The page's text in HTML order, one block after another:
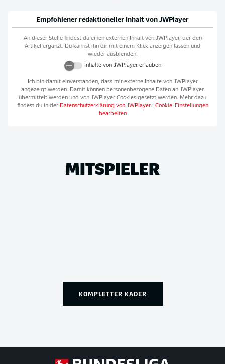
Empfohlener redaktioneller Inhalt von JWPlayer
An dieser Stelle findest du einen externen Inhalt von JWPlayer, der den
Artikel ergänzt. Du kannst ihn dir mit einem Klick anzeigen lassen und
wieder ausblenden.
Inhalte von JWPlayererlauben
Ich bin damit einverstanden, dass mir externe Inhalte von JWPlayer
angezeigt werden. Damit können personenbezogene Daten an JWPlayer
übermittelt werden und von JWPlayer Cookies gesetzt werden. Mehr dazu
findest du in der Datenschutzerklärung von JWPlayer| Cookie-Einstellungen
bearbeiten
MITSPIELER
KOMPLETTER KADER